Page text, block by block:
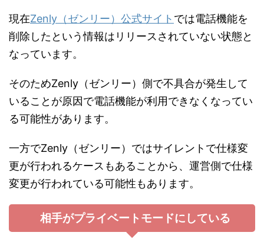
現在Zenly（ゼンリー）公式サイト では電話機能を
削除したという情報はリリースされていない状態と
なっています。
そのためZenly（ゼンリー）側で不具合が発生して
いることが原因で電話機能が利用できなくなってい
る可能性があります。
一方でZenly（ゼンリー）ではサイレントで仕様変
更が行われるケースもあることから、運営側で仕様
変更が行われている可能性もあります。
相手がプライベートモードにしている